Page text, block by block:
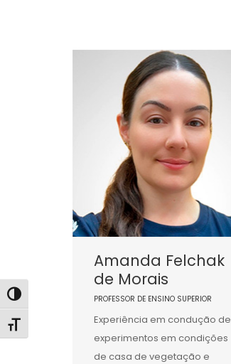
Alternar alto contraste
Alternar tamanho da fonte
Amanda Felchak
de Morais
PROFESSOR DE ENSINO SUPERIOR
Experiência em condução de
experimentos em condições
de casa de vegetação e